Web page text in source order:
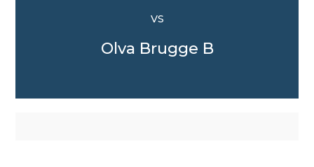
VS
Olva Brugge B